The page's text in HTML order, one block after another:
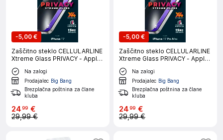
-5,00 €
Zaščitno steklo CELLULARLINE
Xtreme Glass PRIVACY - Apple
iPhone 17
Na zalogi
Prodajalec Big Bang
Brezplačna poštnina za člane
kluba
2499 €
29,99 €
-5,00 €
Zaščitno steklo CELLULARLINE
Xtreme Glass PRIVACY - Apple
iPhone 17 PRO MAX
Na zalogi
Prodajalec Big Bang
Brezplačna poštnina za člane
kluba
2499 €
29,99 €